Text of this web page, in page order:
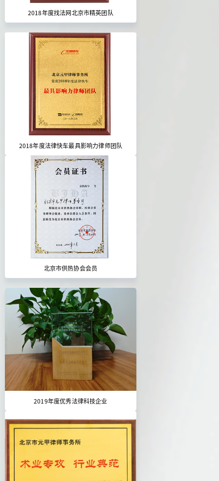
2018年度找法网北京市精英团队
2018年度法律快车最具影响力律师团队
北京市供热协会会员
2019年度优秀法律科技企业